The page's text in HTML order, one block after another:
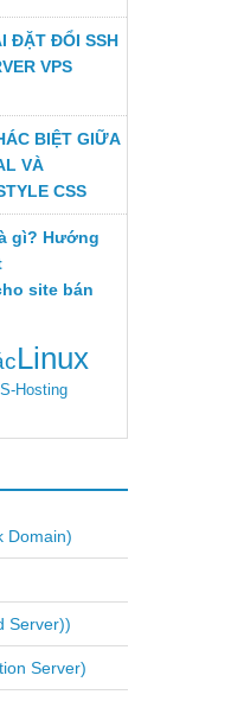
ĐẶT ĐỔI SSH
VPS
BIỆT GIỮA
VÀ
CSS
gì? Hướng
site bán
Linux
Hosting
Domain)
Server))
Server)